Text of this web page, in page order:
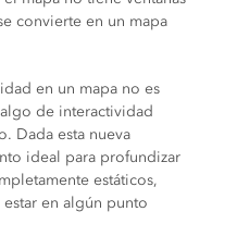
convierte en un mapa
en un mapa no es
de interactividad
Dada esta nueva
ideal para profundizar
estáticos,
en algún punto